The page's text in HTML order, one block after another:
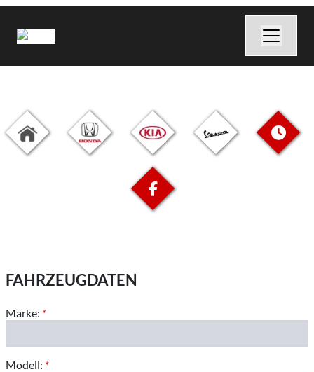
FAHRZEUGDATEN
Marke: *
Modell: *